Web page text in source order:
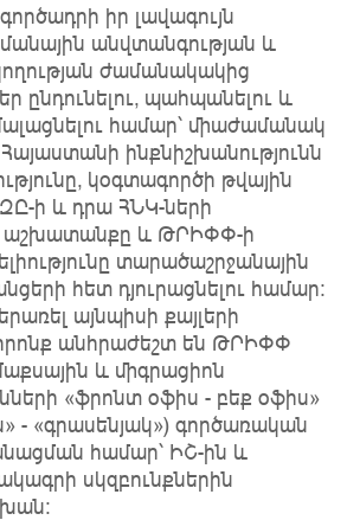
իր լավագույն
անվտանգության և
ժամանակակից
ընդունելու, պահպանելու և
համար՝ միաժամանակ
ինքնիշխանությունն
կօգտագործի թվային
ի և դրա ՀՆԿ-ների
աշխատանքը և ԹՐԻՓՓ-ի
տարածաշրջանային
հետ դյուրացնելու համար։
այնպիսի քայլերի
անհրաժեշտ են ԹՐԻՓՓ
և միգրացիոն
«ֆրոնտ օֆիս - բեք օֆիս»
- «գրասենյակ») գործառական
համար՝ ԻՇ-ին և
սկզբունքներին